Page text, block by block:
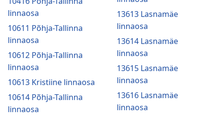
linnaosa
10611 Põhja-Tallinna
linnaosa
10612 Põhja-Tallinna
linnaosa
10613 Kristiine linnaosa
10614 Põhja-Tallinna
linnaosa
13613 Lasnamäe
linnaosa
13614 Lasnamäe
linnaosa
13615 Lasnamäe
linnaosa
13616 Lasnamäe
linnaosa